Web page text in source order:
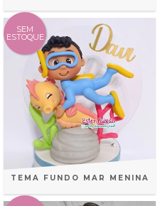
SEM
ESTOQUE
TEMA FUNDO MAR MENINA